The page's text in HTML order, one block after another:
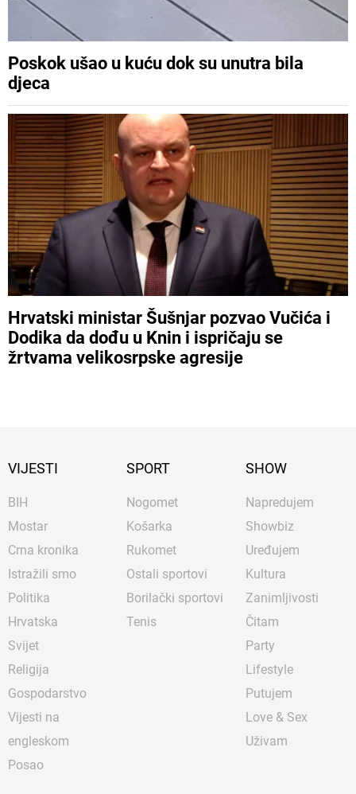
Poskok ušao u kuću dok su unutra bila
djeca
Hrvatski ministar Šušnjar pozvao Vučića i
Dodika da dođu u Knin i ispričaju se
žrtvama velikosrpske agresije
VIJESTI
BIH
Mostar
Crna kronika
Istražili smo
Politika
Hrvatska
Svijet
Religija
Gospodarstvo
Vijesti na
engleskom
Posao
SPORT
Nogomet
Košarka
Rukomet
Ostali sportovi
Borilački sportovi
Tenis
SHOW
Napredujem
Showbiz
Uređujem
Kultura
Zanimljivosti
Čitam
Party
Lifestyle
Putujem
Love & Sex
Uživam